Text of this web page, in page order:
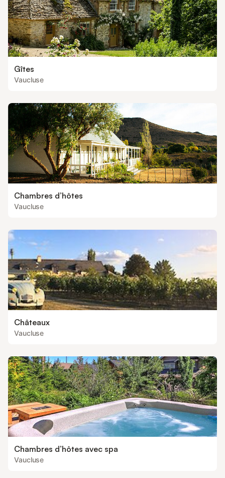
Gîtes
Vaucluse
Chambres d’hôtes
Vaucluse
Châteaux
Vaucluse
Chambres d’hôtes avec spa
Vaucluse